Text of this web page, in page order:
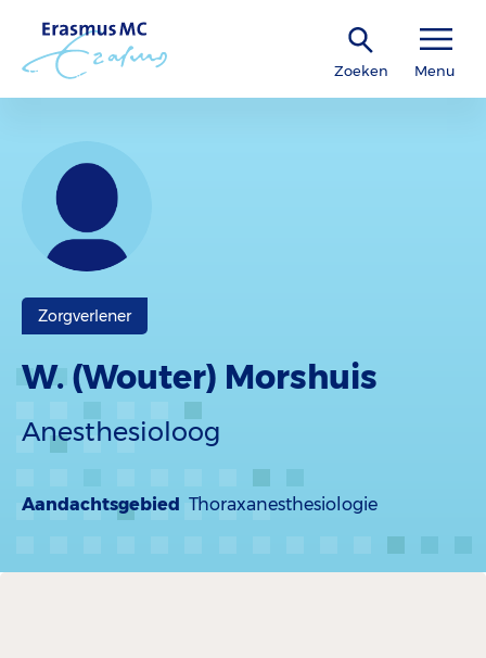
Zoeken Menu
Zorgverlener
W. (Wouter) Morshuis
Anesthesioloog
Aandachtsgebied Thoraxanesthesiologie